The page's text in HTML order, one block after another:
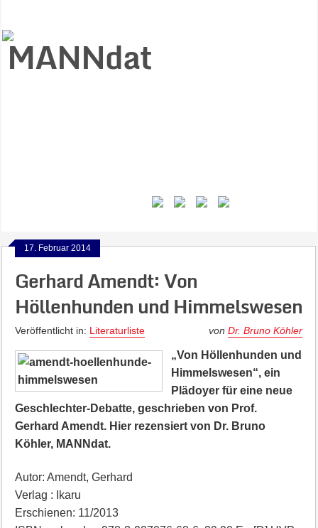
17. Februar 2014
Gerhard Amendt: Von
Höllenhunden und Himmelswesen
Veröffentlicht in: Literaturliste vonDr. Bruno Köhler
„Von Höllenhunden und
Himmelswesen“, ein
Plädoyer für eine neue
Geschlechter-Debatte, geschrieben von Prof.
Gerhard Amendt. Hier rezensiert von Dr. Bruno
Köhler, MANNdat.
Autor: Amendt, Gerhard
Verlag : Ikaru
Erschienen: 11/2013